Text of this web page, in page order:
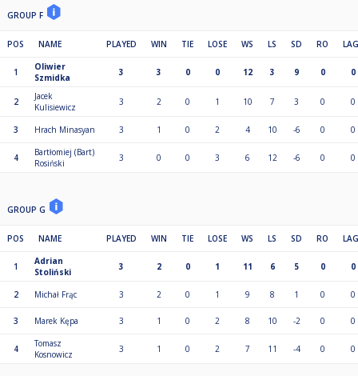
GROUP F
POS NAME PLAYED WIN TIE LOSE WS LS SD RO
1
Oliwier
Szmidka
3 3 0 0 12 3 9 0 0
2
Jacek
Kulisiewicz
3 2 0 1 10 7 3 0 0
3 Hrach Minasyan 3 1 0 2 4 10 -6 0 0
4
Bartłomiej (Bart)
Rosiński
3 0 0 3 6 12 -6 0 0
GROUP G
POS NAME PLAYED WIN TIE LOSE WS LS SD RO
1
Adrian
Stoliński
3 2 0 1 11 6 5 0 0
2 Michał Frąc 3 2 0 1 9 8 1 0 0
3 Marek Kępa 3 1 0 2 8 10 -2 0 0
4
Tomasz
Kosnowicz
3 1 0 2 7 11 -4 0 0